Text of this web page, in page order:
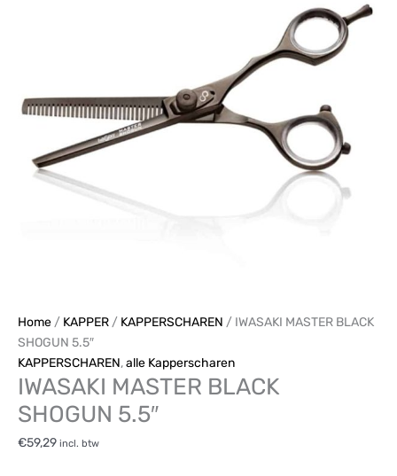
Home / KAPPER / KAPPERSCHAREN / IWASAKI MASTER BLACK
SHOGUN 5.5″
KAPPERSCHAREN,alle Kapperscharen
IWASAKI MASTER BLACK
SHOGUN 5.5″
€59,29 incl. btw